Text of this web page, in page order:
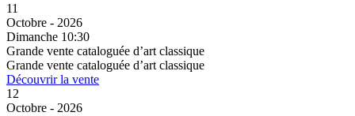
11
Octobre - 2026
Dimanche 10:30
Grande vente cataloguée d’art classique
Grande vente cataloguée d’art classique
Découvrir la vente
12
Octobre - 2026